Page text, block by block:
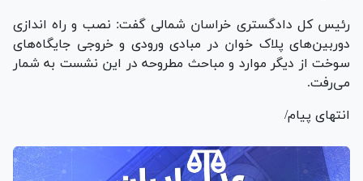
رئیس کل دادگستری خراسان شمالی گفت: نصب و راه اندازی
دوربین‌های پلاک خوان در مبادی ورودی و خروجی جایگاه‌های
سوخت از دیگر موارد و مباحث مطروحه در این نشست به شمار
می‌رفت.
انتهای پیام/